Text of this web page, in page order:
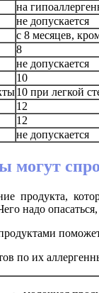
на
не допускается
с 8 месяцев,
8
не допускается
10
10 при легкой
12
12
не допускается
могут
продукта,
надо
по их